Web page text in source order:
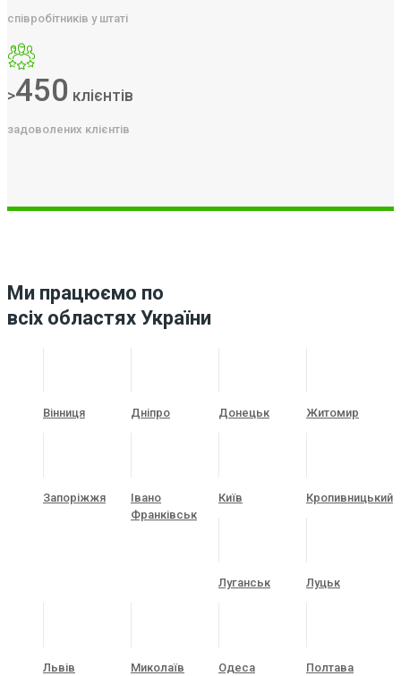
співробітників у штаті
>450 клієнтів
задоволених клієнтів
Ми працюємо по
всіх областях України
Вінниця Дніпро Донецьк Житомир
Запоріжжя
Івано
Франківськ
Київ Кропивницький
Луганськ Луцьк
Львів Миколаїв Одеса Полтава